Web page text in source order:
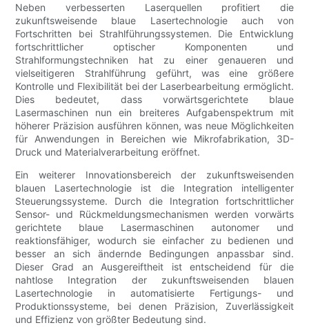
Neben verbesserten Laserquellen profitiert die
zukunftsweisende blaue Lasertechnologie auch von
Fortschritten bei Strahlführungssystemen. Die Entwicklung
fortschrittlicher optischer Komponenten und
Strahlformungstechniken hat zu einer genaueren und
vielseitigeren Strahlführung geführt, was eine größere
Kontrolle und Flexibilität bei der Laserbearbeitung ermöglicht.
Dies bedeutet, dass vorwärtsgerichtete blaue
Lasermaschinen nun ein breiteres Aufgabenspektrum mit
höherer Präzision ausführen können, was neue Möglichkeiten
für Anwendungen in Bereichen wie Mikrofabrikation, 3D-
Druck und Materialverarbeitung eröffnet.
Ein weiterer Innovationsbereich der zukunftsweisenden
blauen Lasertechnologie ist die Integration intelligenter
Steuerungssysteme. Durch die Integration fortschrittlicher
Sensor- und Rückmeldungsmechanismen werden vorwärts
gerichtete blaue Lasermaschinen autonomer und
reaktionsfähiger, wodurch sie einfacher zu bedienen und
besser an sich ändernde Bedingungen anpassbar sind.
Dieser Grad an Ausgereiftheit ist entscheidend für die
nahtlose Integration der zukunftsweisenden blauen
Lasertechnologie in automatisierte Fertigungs- und
Produktionssysteme, bei denen Präzision, Zuverlässigkeit
und Effizienz von größter Bedeutung sind.